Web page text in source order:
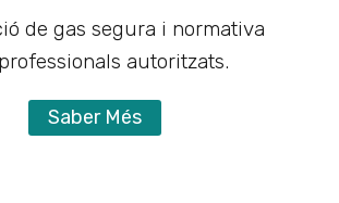
de gas segura i normativa
autoritzats.
Saber Més